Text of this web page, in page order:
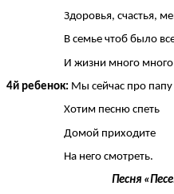
Здоровья, счастья,
В семье чтоб было все в
И жизни много много
4й ребенок: Мы сейчас про папу
Хотим песню спеть
Домой приходите
На него смотреть.
Песня